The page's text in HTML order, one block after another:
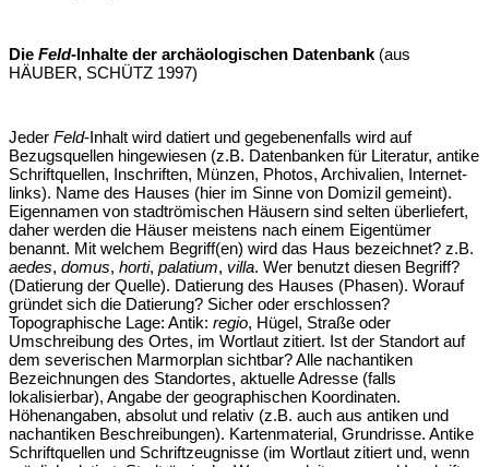
Die Feld-Inhalte der archäologischen Datenbank (aus
HÄUBER, SCHÜTZ 1997)
Jeder Feld-Inhalt wird datiert und gegebenenfalls wird auf
Bezugsquellen hingewiesen (z.B. Datenbanken für Literatur, antike
Schriftquellen, Inschriften, Münzen, Photos, Archivalien, Internet-
links). Name des Hauses (hier im Sinne von Domizil gemeint).
Eigennamen von stadtrömischen Häusern sind selten überliefert,
daher werden die Häuser meistens nach einem Eigentümer
benannt. Mit welchem Begriff(en) wird das Haus bezeichnet? z.B.
aedes, domus, horti, palatium, villa. Wer benutzt diesen Begriff?
(Datierung der Quelle). Datierung des Hauses (Phasen). Worauf
gründet sich die Datierung? Sicher oder erschlossen?
Topographische Lage: Antik: regio, Hügel, Straße oder
Umschreibung des Ortes, im Wortlaut zitiert. Ist der Standort auf
dem severischen Marmorplan sichtbar? Alle nachantiken
Bezeichnungen des Standortes, aktuelle Adresse (falls
lokalisierbar), Angabe der geographischen Koordinaten.
Höhenangaben, absolut und relativ (z.B. auch aus antiken und
nachantiken Beschreibungen). Kartenmaterial, Grundrisse. Antike
Schriftquellen und Schriftzeugnisse (im Wortlaut zitiert und, wenn